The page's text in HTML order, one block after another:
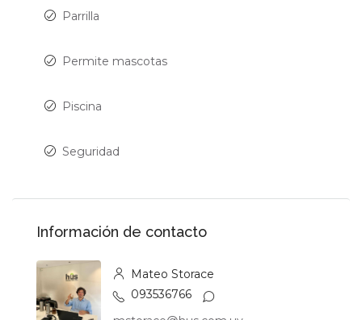
Parrilla
Permite mascotas
Piscina
Seguridad
Información de contacto
Mateo Storace
093536766